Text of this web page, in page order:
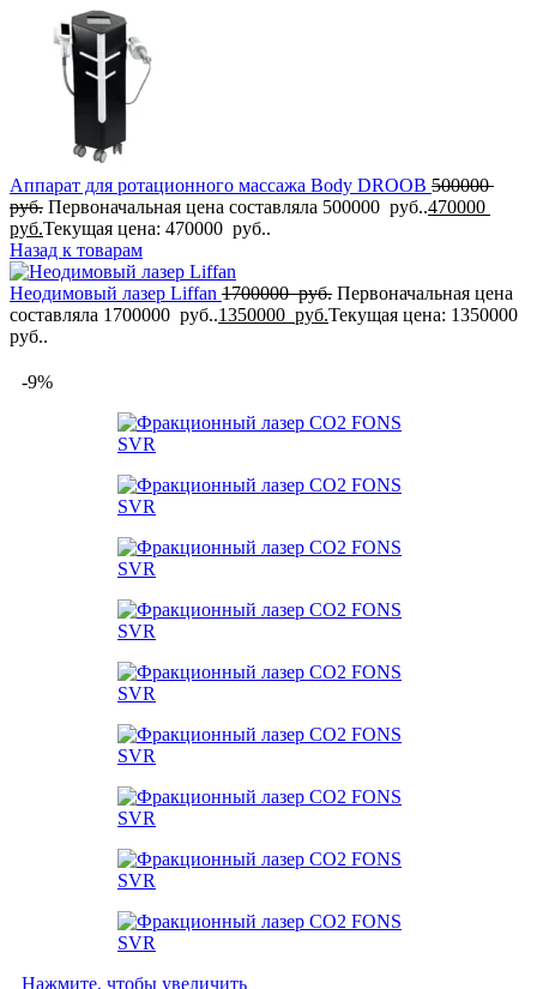
Аппарат для ротационного массажа Body DROOB 500000
руб. Первоначальная цена составляла 500000 руб..470000
руб.Текущая цена: 470000 руб..
Назад к товарам
Неодимовый лазер Liffan 1700000руб. Первоначальная цена
составляла 1700000 руб..1350000 руб.Текущая цена: 1350000
руб..
-9%
Нажмите, чтобы увеличить